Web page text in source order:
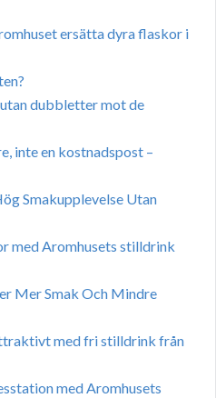
ersätta dyra flaskor i
dubbletter mot de
inte en kostnadspost –
Smakupplevelse Utan
med Aromhusets stilldrink
Mer Smak Och Mindre
med fri stilldrink från
med Aromhusets